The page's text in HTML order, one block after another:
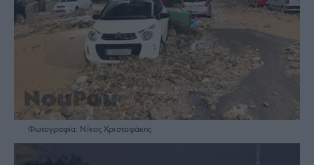
Φωτογραφία: Νίκος Χριστοφάκης